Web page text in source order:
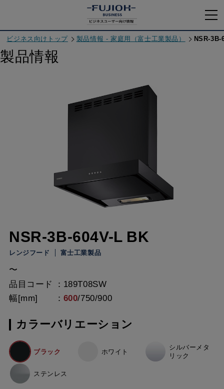
ビジネス向けトップ 製品情報 - 家庭用（富士工業製品） NSR-
製品情報
NSR-3B-604V-L BK
レンジフード 富士工業製品
〜
品目コード
189T08SW
幅[mm]
600/750/900
カラーバリエーション
ブラック ホワイト
シルバーメタ
リック
ステンレス